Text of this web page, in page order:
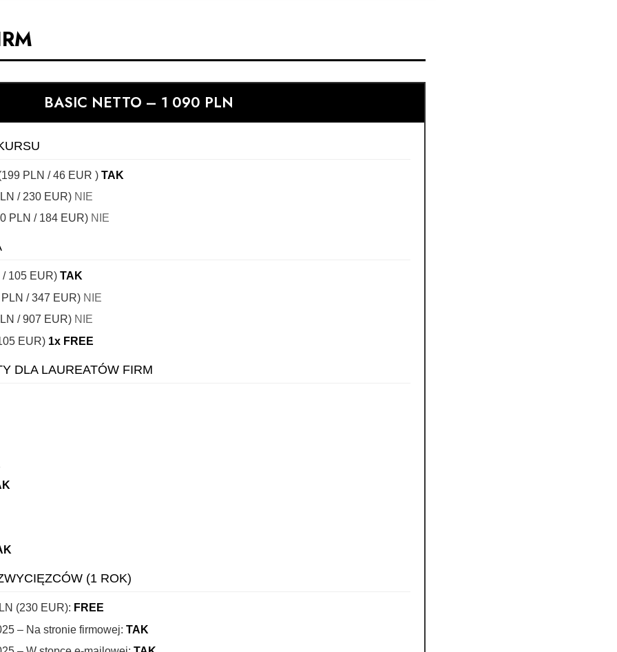
BASIC NETTO – 1 090 PLN
PLN / 46 EUR ) TAK
/ 230 EUR) NIE
PLN / 184 EUR) NIE
105 EUR) TAK
/ 347 EUR) NIE
/ 907 EUR) NIE
EUR) 1x FREE
DLA LAUREATÓW FIRM
(1 ROK)
(230 EUR): FREE
– Na stronie firmowej: TAK